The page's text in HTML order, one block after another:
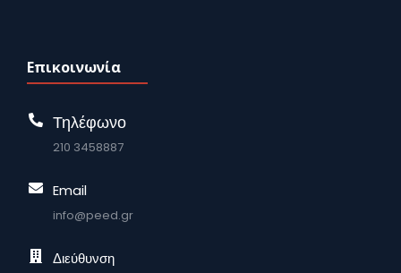
Επικοινωνία
Τηλέφωνο
210 3458887
Email
info@peed.gr
Διεύθυνση